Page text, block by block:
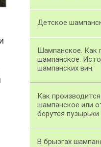
Детское
Шампанское. Как
шампанское.
шампанских вин.
Как производится
шампанское или
берутся пузырьки
В брызгах